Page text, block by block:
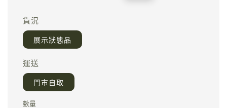
貨況
展示狀態品
運送
門市自取
數量